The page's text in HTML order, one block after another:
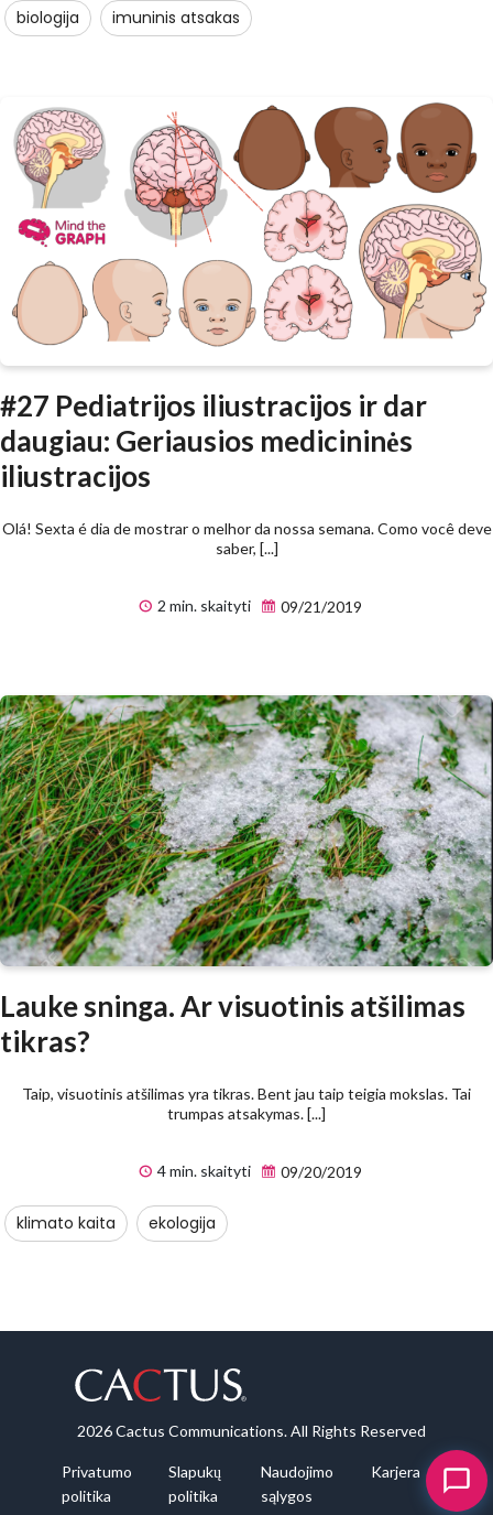
biologija imuninis atsakas
#27 Pediatrijos iliustracijos ir dar
daugiau: Geriausios medicininės
iliustracijos
Olá! Sexta é dia de mostrar o melhor da nossa semana. Como você deve
saber, [...]
2 min. skaityti 09/21/2019
Lauke sninga. Ar visuotinis atšilimas
tikras?
Taip, visuotinis atšilimas yra tikras. Bent jau taip teigia mokslas. Tai
trumpas atsakymas. [...]
4 min. skaityti 09/20/2019
klimato kaita ekologija
2026 Cactus Communications. All Rights Reserved
Privatumo
politika
Slapukų
politika
Naudojimo
sąlygos
Karjera